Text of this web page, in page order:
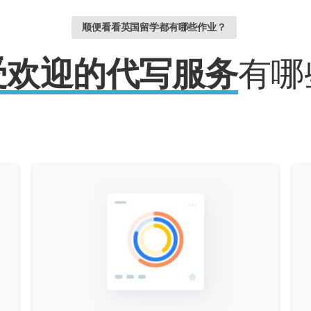
顺便看看英国留学都有哪些作业？
迎的代写服务有